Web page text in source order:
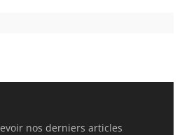
nos derniers articles